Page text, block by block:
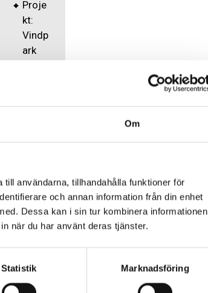
Om
användarna, tillhandahålla funktioner för
och annan information från din enhet
Dessa kan i sin tur kombinera informationen
när du har använt deras tjänster.
Statistik Marknadsföring
Proje
kt:
Vindp
ark
AB
01/08
/2015
-
Entre
prena